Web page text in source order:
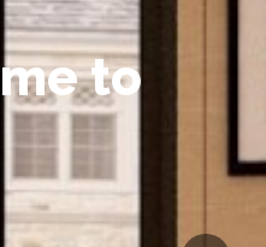
me to